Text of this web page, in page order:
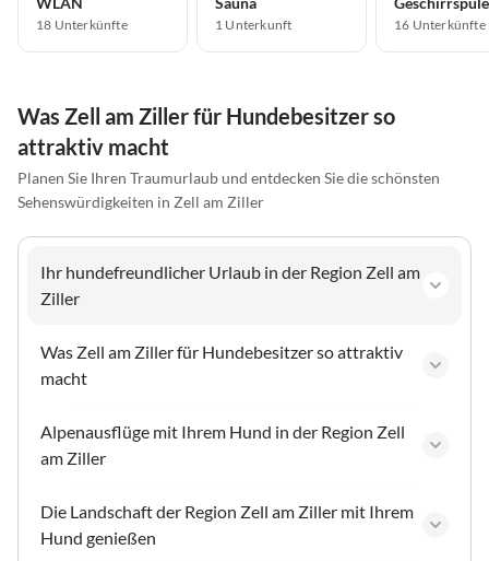
18 Unterkünfte 1 Unterkunft 16 Unterkünfte
Was Zell am Ziller für Hundebesitzer so
attraktiv macht
Planen Sie Ihren Traumurlaub und entdecken Sie die schönsten
Sehenswürdigkeiten in Zell am Ziller
Ihr hundefreundlicher Urlaub in der Region Zell am
Ziller
Was Zell am Ziller für Hundebesitzer so attraktiv
macht
Alpenausflüge mit Ihrem Hund in der Region Zell
am Ziller
Die Landschaft der Region Zell am Ziller mit Ihrem
Hund genießen